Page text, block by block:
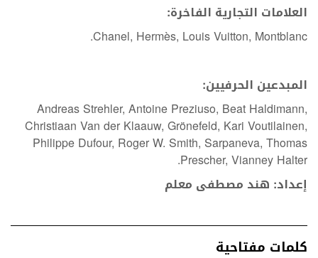
العلامات التجارية الفاخرة:
Chanel, Hermès, Louis Vuitton, Montblanc.
المبدعين الحرفيين:
Andreas Strehler, Antoine Preziuso, Beat Haldimann,
Christiaan Van der Klaauw, Grönefeld, Kari Voutilainen,
Philippe Dufour, Roger W. Smith, Sarpaneva, Thomas
Prescher, Vianney Halter.
إعداد: هند مصطفى معلم
كلمات مفتاحية